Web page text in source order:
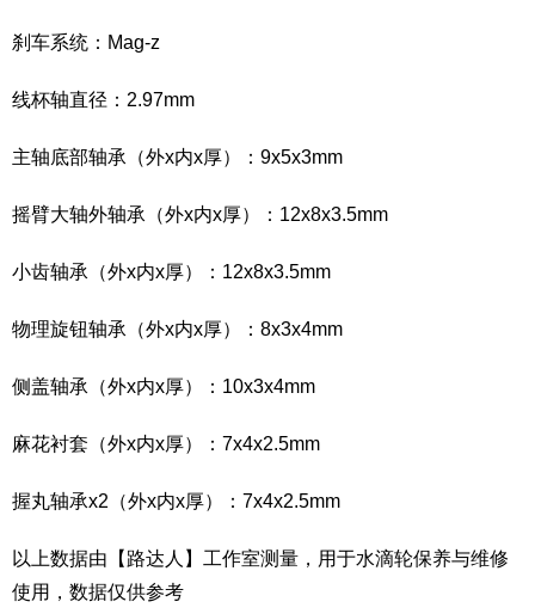
刹车系统：Mag-z
线杯轴直径：2.97mm
主轴底部轴承（外x内x厚）：9x5x3mm
摇臂大轴外轴承（外x内x厚）：12x8x3.5mm
小齿轴承（外x内x厚）：12x8x3.5mm
物理旋钮轴承（外x内x厚）：8x3x4mm
侧盖轴承（外x内x厚）：10x3x4mm
麻花衬套（外x内x厚）：7x4x2.5mm
握丸轴承x2（外x内x厚）：7x4x2.5mm
以上数据由【路达人】工作室测量，用于水滴轮保养与维修
使用，数据仅供参考